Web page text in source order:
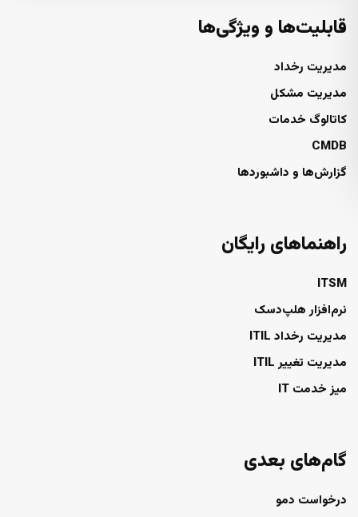
قابلیت‌ها و ویژگی‌ها
مدیریت رخداد
مدیریت مشکل
کاتالوگ خدمات
CMDB
گزارش‌ها و داشبوردها
راهنماهای رایگان
ITSM
نرم‌افزار هلپ‌دسک
مدیریت رخداد ITIL
مدیریت تغییر ITIL
میز خدمت IT
گام‌های بعدی
درخواست دمو